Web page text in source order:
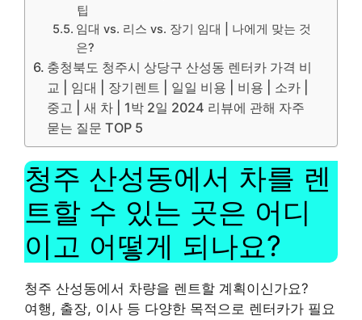
팁
임대 vs. 리스 vs. 장기 임대 | 나에게 맞는 것
은?
충청북도 청주시 상당구 산성동 렌터카 가격 비
교 | 임대 | 장기렌트 | 일일 비용 | 비용 | 소카 |
중고 | 새 차 | 1박 2일 2024 리뷰에 관해 자주
묻는 질문 TOP 5
청주 산성동에서 차를 렌
트할 수 있는 곳은 어디
이고 어떻게 되나요?
청주 산성동에서 차량을 렌트할 계획이신가요?
여행, 출장, 이사 등 다양한 목적으로 렌터카가 필요